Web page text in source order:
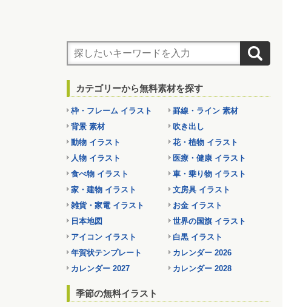
カテゴリーから無料素材を探す
枠・フレーム イラスト
罫線・ライン 素材
背景 素材
吹き出し
動物 イラスト
花・植物 イラスト
人物 イラスト
医療・健康 イラスト
食べ物 イラスト
車・乗り物 イラスト
家・建物 イラスト
文房具 イラスト
雑貨・家電 イラスト
お金 イラスト
日本地図
世界の国旗 イラスト
アイコン イラスト
白黒 イラスト
年賀状テンプレート
カレンダー 2026
カレンダー 2027
カレンダー 2028
季節の無料イラスト